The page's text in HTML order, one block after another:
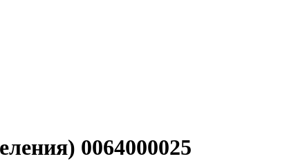
0064000025